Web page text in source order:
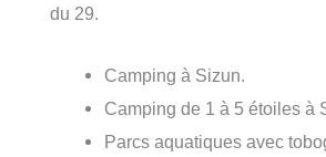
du 29.
Camping à Sizun.
Camping de 1 à 5 étoiles à
Parcs aquatiques avec